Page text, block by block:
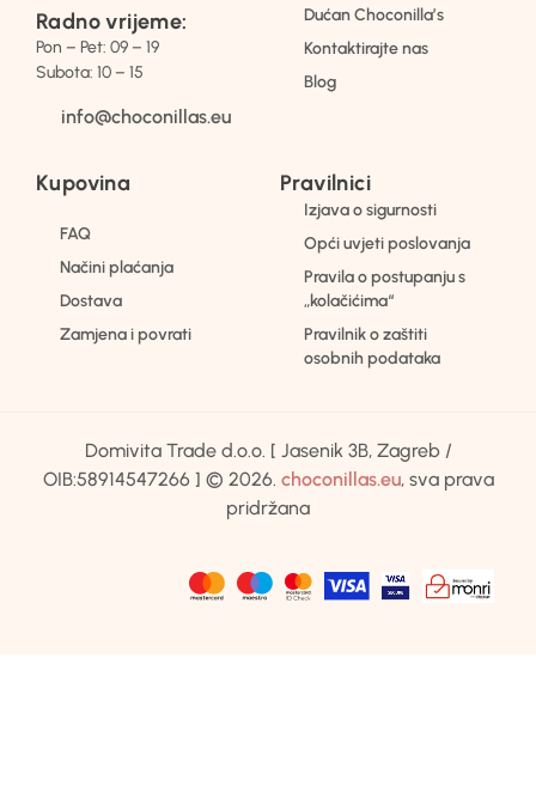
Radno vrijeme:
Pon – Pet: 09 – 19
Subota: 10 – 15
info@choconillas.eu
Dućan Choconilla’s
Kontaktirajte nas
Blog
Kupovina
FAQ
Načini plaćanja
Dostava
Zamjena i povrati
Pravilnici
Izjava o sigurnosti
Opći uvjeti poslovanja
Pravila o postupanju s
„kolačićima“
Pravilnik o zaštiti
osobnih podataka
Domivita Trade d.o.o. [ Jasenik 3B, Zagreb /
OIB:58914547266 ] © 2026. choconillas.eu, sva prava
pridržana